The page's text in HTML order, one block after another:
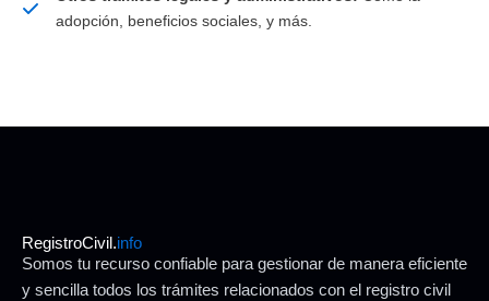
adopción, beneficios sociales, y más.
RegistroCivil.info
Somos tu recurso confiable para gestionar de manera eficiente
y sencilla todos los trámites relacionados con el registro civil